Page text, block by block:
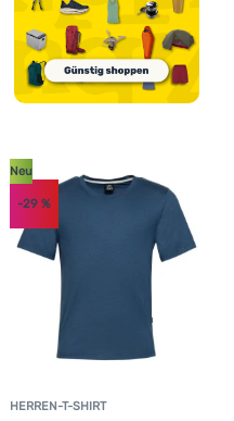
Chillaz Iseo Alpaca Gang'
HERREN-T-SHIRT
Neu
-29%